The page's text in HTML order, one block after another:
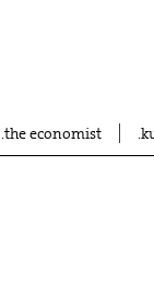
the economist